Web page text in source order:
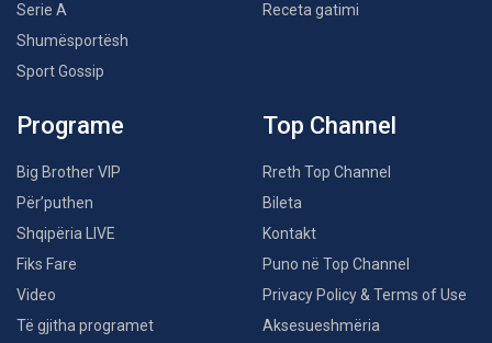
Serie A
Shumësportësh
Sport Gossip
Receta gatimi
Programe
Big Brother VIP
Për’puthen
Shqipëria LIVE
Fiks Fare
Video
Të gjitha programet
Top Channel
Rreth Top Channel
Bileta
Kontakt
Puno në Top Channel
Privacy Policy & Terms of Use
Aksesueshmëria